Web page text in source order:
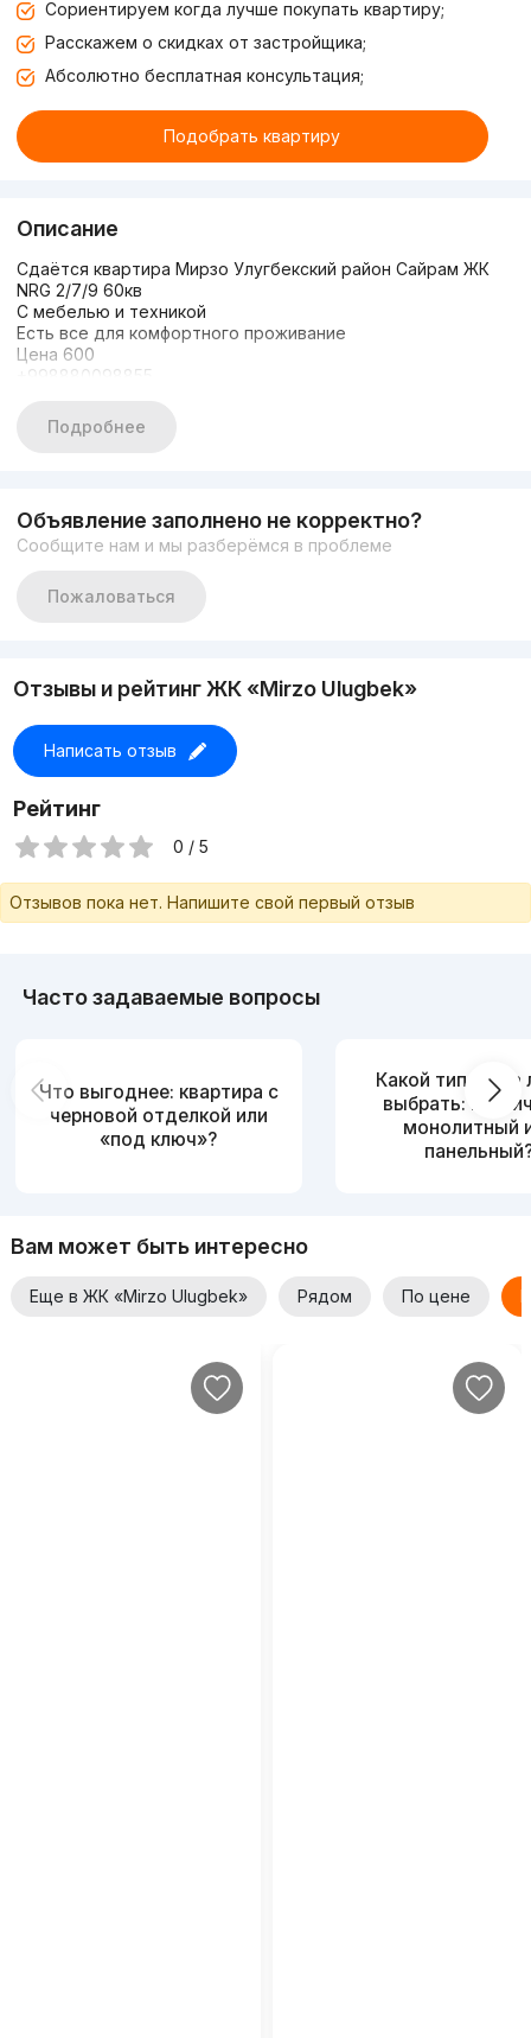
Сориентируем когда лучше покупать квартиру;
Расскажем о скидках от застройщика;
Абсолютно бесплатная консультация;
Подобрать квартиру
Описание
Сдаётся квартира Мирзо Улугбекский район Сайрам ЖК
NRG 2/7/9 60кв
С мебелью и техникой
Есть все для комфортного проживание
Цена 600
+998880098855
Подробнее
Объявление заполнено не корректно?
Сообщите нам и мы разберёмся в проблеме
Пожаловаться
Отзывы и рейтинг ЖК «Mirzo Ulugbek»
Написать отзыв
Рейтинг
0 / 5
Отзывов пока нет. Напишите свой первый отзыв
Часто задаваемые вопросы
Что выгоднее: квартира с
черновой отделкой или
«под ключ»?
Какой тип дома
выбрать:
монолитный
Вам может быть интересно
Еще в ЖК «Mirzo Ulugbek» Рядом По цене